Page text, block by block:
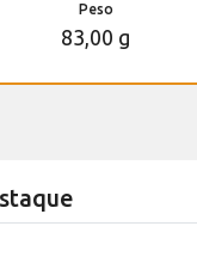
Peso
83,00 g